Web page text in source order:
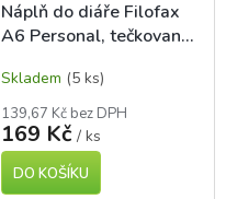
Náplň do diáře Filofax
A6 Personal, tečkované
Skladem (5 ks)
139,67 Kč bez DPH
169 Kč / ks
DO KOŠÍKU